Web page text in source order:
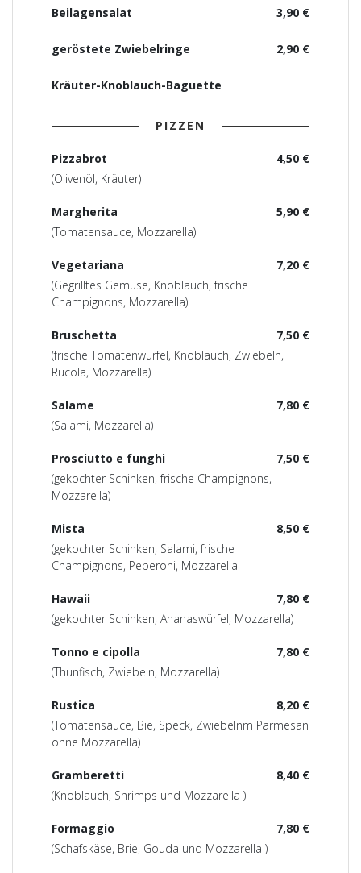
3,90 €
Beilagensalat
2,90 €
geröstete Zwiebelringe
Kräuter-Knoblauch-Baguette
PIZZEN
4,50 €
Pizzabrot
(Olivenöl, Kräuter)
5,90 €
Margherita
(Tomatensauce, Mozzarella)
7,20 €
Vegetariana
(Gegrilltes Gemüse, Knoblauch, frische
Champignons, Mozzarella)
7,50 €
Bruschetta
(frische Tomatenwürfel, Knoblauch, Zwiebeln,
Rucola, Mozzarella)
7,80 €
Salame
(Salami, Mozzarella)
7,50 €
Prosciutto e funghi
(gekochter Schinken, frische Champignons,
Mozzarella)
8,50 €
Mista
(gekochter Schinken, Salami, frische
Champignons, Peperoni, Mozzarella
7,80 €
Hawaii
(gekochter Schinken, Ananaswürfel, Mozzarella)
7,80 €
Tonno e cipolla
(Thunfisch, Zwiebeln, Mozzarella)
8,20 €
Rustica
(Tomatensauce, Bie, Speck, Zwiebelnm Parmesan
ohne Mozzarella)
8,40 €
Gramberetti
(Knoblauch, Shrimps und Mozzarella )
7,80 €
Formaggio
(Schafskäse, Brie, Gouda und Mozzarella )